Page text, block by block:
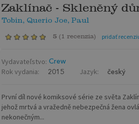
Zaklínač - Skleněný
Tobin, Querio Joe, Paul
5 ( 1 recenzia) pridať
Vydavateľstvo: Crew
Rok vydania: 2015 Jazyk: český
První díl nové komiksové série ze světa
jehož mrtvá a vražedně nebezpečná žena
nekonečným...